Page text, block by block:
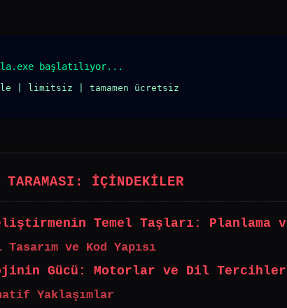
başlatılıyor...
| limitsiz | tamamen ücretsiz
TARAMASI: İÇİNDEKİLER
Temel Taşları: Planlama
Tasarım ve Kod Yapısı
Gücü: Motorlar ve Dil
Yaklaşımlar